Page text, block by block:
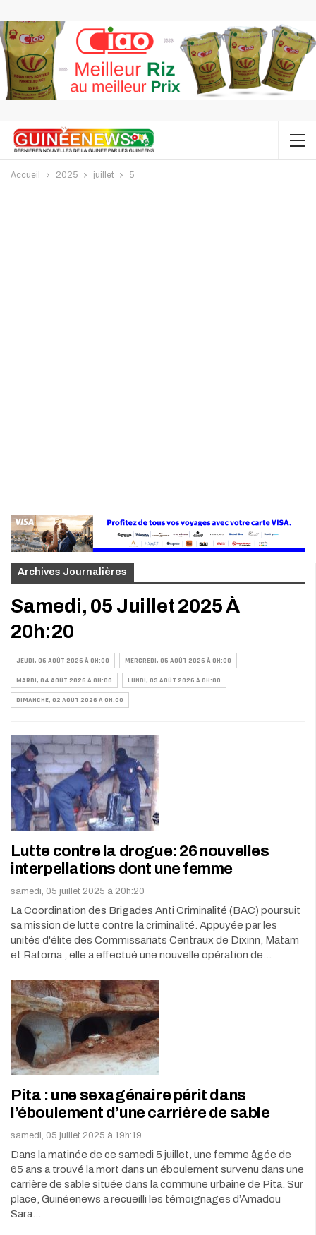
Accueil 2025 juillet 5
Archives Journalières
Samedi, 05 Juillet 2025 À
20h:20
JEUDI, 06 AOÛT 2026 À 0H:00 MERCREDI, 05 AOÛT 2026 À 0H:00
MARDI, 04 AOÛT 2026 À 0H:00 LUNDI, 03 AOÛT 2026 À 0H:00
DIMANCHE, 02 AOÛT 2026 À 0H:00
Lutte contre la drogue: 26 nouvelles
interpellations dont une femme
samedi, 05 juillet 2025 à 20h:20
La Coordination des Brigades Anti Criminalité (BAC) poursuit
sa mission de lutte contre la criminalité. Appuyée par les
unités d'élite des Commissariats Centraux de Dixinn, Matam
et Ratoma , elle a effectué une nouvelle opération de…
Pita : une sexagénaire périt dans
l’éboulement d’une carrière de sable
samedi, 05 juillet 2025 à 19h:19
Dans la matinée de ce samedi 5 juillet, une femme âgée de
65 ans a trouvé la mort dans un éboulement survenu dans une
carrière de sable située dans la commune urbaine de Pita. Sur
place, Guinéenews a recueilli les témoignages d’Amadou
Sara…